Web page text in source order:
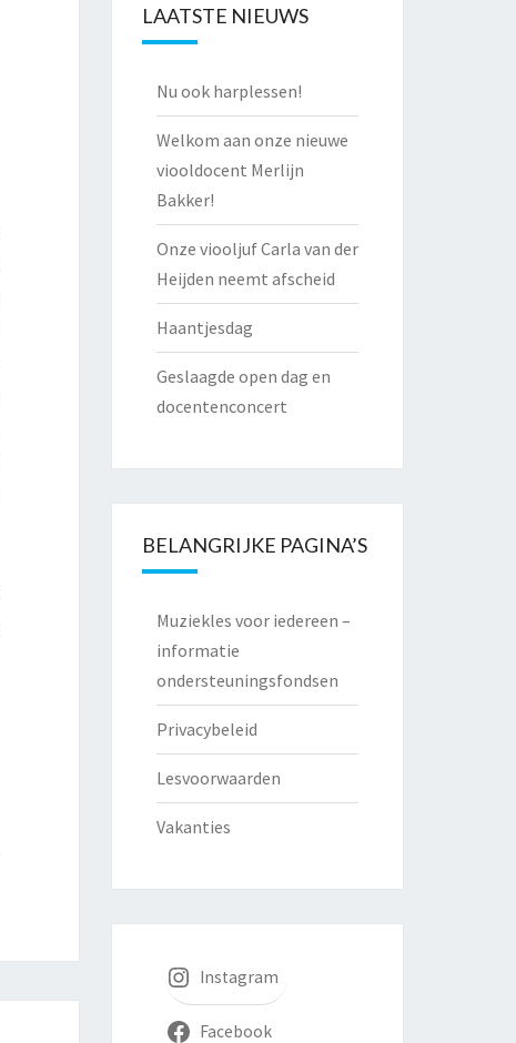
LAATSTE NIEUWS
Nu ook harplessen!
Welkom aan onze nieuwe
viooldocent Merlijn
Bakker!
Onze viooljuf Carla van der
Heijden neemt afscheid
Haantjesdag
Geslaagde open dag en
docentenconcert
BELANGRIJKE PAGINA’S
Muziekles voor iedereen –
informatie
ondersteuningsfondsen
Privacybeleid
Lesvoorwaarden
Vakanties
Instagram
Facebook